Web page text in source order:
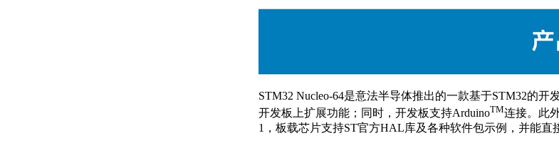
STM32 Nucleo-64是意法半导体推出的一款基于STM32的开
开发板上扩展功能；同时，开发板支持ArduinoTM连接。此
1，板载芯片支持ST官方HAL库及各种软件包示例，并能直